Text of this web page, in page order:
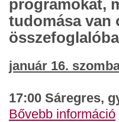
programokat,
tudomása van
január 16.
17:00 Sáregres,
Bővebb információ